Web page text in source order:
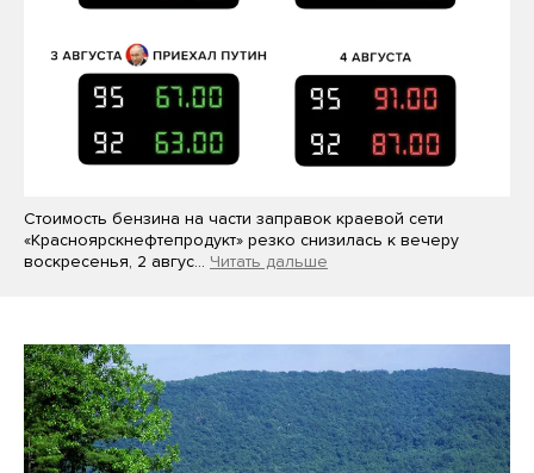
Стоимость бензина на части заправок краевой сети
«Красноярскнефтепродукт» резко снизилась к вечеру
воскресенья, 2 авгус… Читать дальше